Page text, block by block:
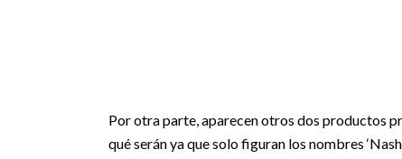
Por otra parte, aparecen otros dos productos
qué serán ya que solo figuran los nombres